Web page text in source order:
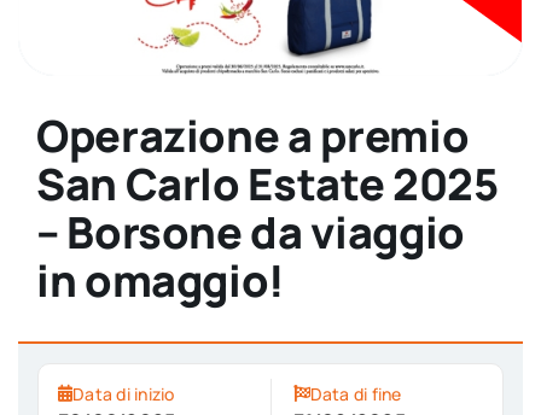
Operazione a premio
San Carlo Estate 2025
– Borsone da viaggio
in omaggio!
Data di inizio Data di fine